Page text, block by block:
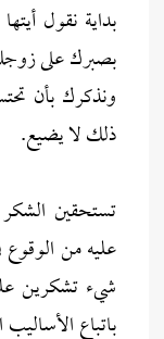
بداية نقول
بصبرك على
ونذكرك بأن
ذلك لا يضيع.
تستحقين
عليه من
شيء تشكرين
باتباع